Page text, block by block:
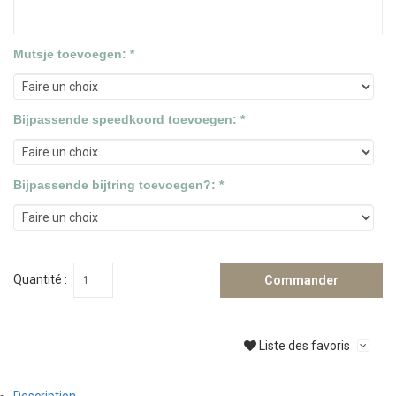
Mutsje toevoegen: *
Bijpassende speedkoord toevoegen: *
Bijpassende bijtring toevoegen?: *
Quantité : Commander
Liste des favoris